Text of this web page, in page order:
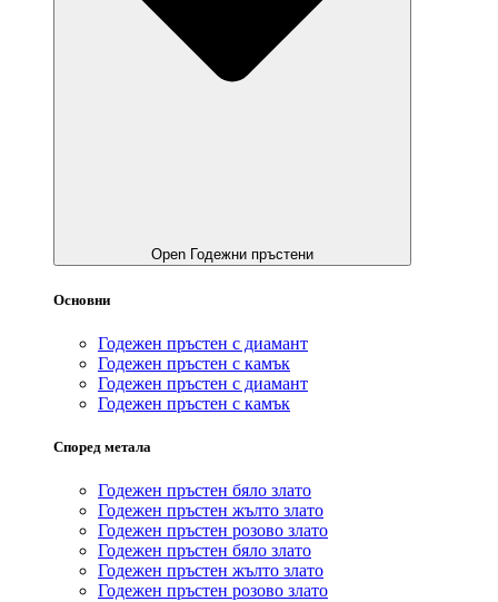
Open Годежни пръстени
Основни
Годежен пръстен с диамант
Годежен пръстен с камък
Годежен пръстен с диамант
Годежен пръстен с камък
Според метала
Годежен пръстен бяло злато
Годежен пръстен жълто злато
Годежен пръстен розово злато
Годежен пръстен бяло злато
Годежен пръстен жълто злато
Годежен пръстен розово злато